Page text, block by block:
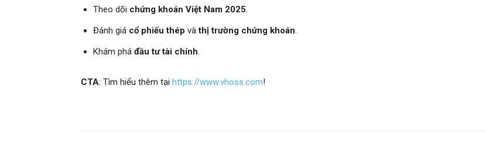
Theo dõi chứng khoán Việt Nam 2025.
Đánh giá cổ phiếu thép vàthị trường chứng khoán.
Khám phá đầu tư tài chính.
CTA: Tìm hiểu thêm tại https://www.vhoss.com!